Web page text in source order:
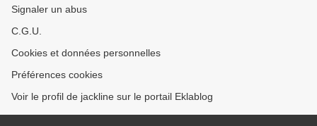
Signaler un abus
C.G.U.
Cookies et données personnelles
Préférences cookies
Voir le profil de jackline sur le portail Eklablog